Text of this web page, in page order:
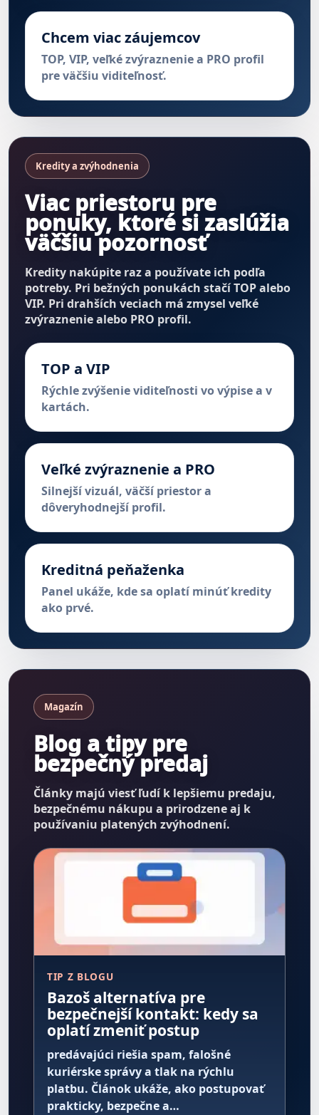
Chcem viac záujemcov
TOP, VIP, veľké zvýraznenie a PRO profil
pre väčšiu viditeľnosť.
Kredity a zvýhodnenia
Viac priestoru pre
ponuky, ktoré si zaslúžia
väčšiu pozornosť
Kredity nakúpite raz a používate ich podľa
potreby. Pri bežných ponukách stačí TOP alebo
VIP. Pri drahších veciach má zmysel veľké
zvýraznenie alebo PRO profil.
TOP a VIP
Rýchle zvýšenie viditeľnosti vo výpise a v
kartách.
Veľké zvýraznenie a PRO
Silnejší vizuál, väčší priestor a
dôveryhodnejší profil.
Kreditná peňaženka
Panel ukáže, kde sa oplatí minúť kredity
ako prvé.
Magazín
Blog a tipy pre
bezpečný predaj
Články majú viesť ľudí k lepšiemu predaju,
bezpečnému nákupu a prirodzene aj k
používaniu platených zvýhodnení.
TIP Z BLOGU
Bazoš alternatíva pre
bezpečnejší kontakt: kedy sa
oplatí zmeniť postup
predávajúci riešia spam, falošné
kuriérske správy a tlak na rýchlu
platbu. Článok ukáže, ako postupovať
prakticky, bezpečne a…